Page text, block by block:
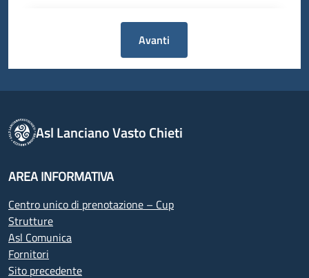
Avanti
Asl Lanciano Vasto Chieti
AREA INFORMATIVA
Centro unico di prenotazione – Cup
Strutture
Asl Comunica
Fornitori
Sito precedente